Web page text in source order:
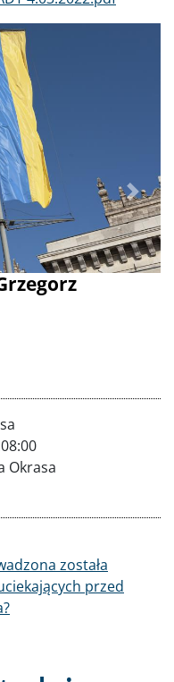
Dalej
Okrasa
została
przed